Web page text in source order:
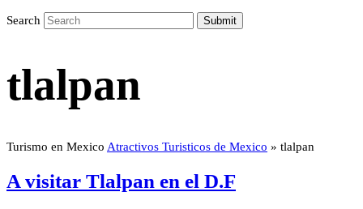
Search Submit
tlalpan
Turismo en Mexico Atractivos Turisticos de Mexico » tlalpan
A visitar Tlalpan en el D.F